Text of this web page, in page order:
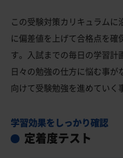
この受験対策カリキュラム
に偏差値を上げて合格点を確
す。入試までの毎日の学習計
日々の勉強の仕方に悩む事
向けて受験勉強を進めていく
学習効果をしっかり確認
定着度テスト